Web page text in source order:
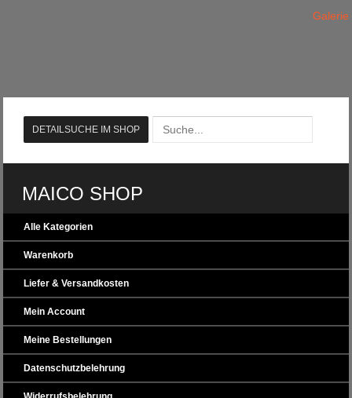
Galerie
MAICO SHOP
Alle Kategorien
Warenkorb
Liefer & Versandkosten
Mein Account
Meine Bestellungen
Datenschutzbelehrung